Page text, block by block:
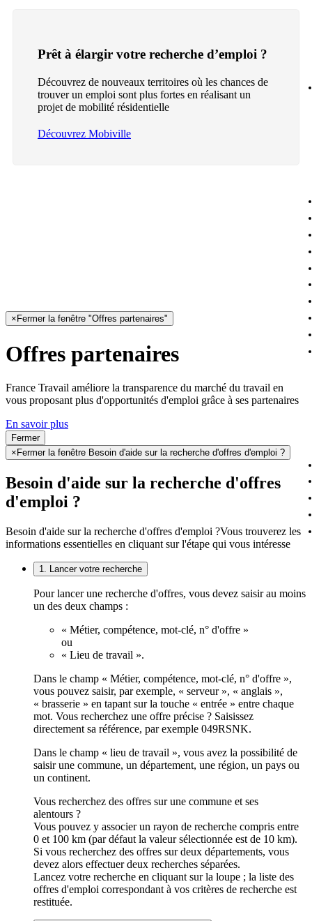
Prêt à élargir votre recherche d’emploi ?
Découvrez de nouveaux territoires où les chances de
trouver un emploi sont plus fortes en réalisant un
projet de mobilité résidentielle
Découvrez Mobiville
× Fermer la fenêtre "Offres partenaires"
Offres partenaires
France Travail améliore la transparence du marché du travail en
vous proposant plus d'opportunités d'emploi grâce à ses partenaires
En savoir plus
Fermer
× Fermer la fenêtre Besoin d'aide sur la recherche d'offres d'emploi ?
Besoin d'aide sur la recherche d'offres
d'emploi ?
Besoin d'aide sur la recherche d'offres d'emploi ?Vous trouverez les
informations essentielles en cliquant sur l'étape qui vous intéresse
1. Lancer votre recherche
Pour lancer une recherche d'offres, vous devez saisir au moins
un des deux champs :
« Métier, compétence, mot-clé, n° d'offre »
ou
« Lieu de travail ».
Dans le champ « Métier, compétence, mot-clé, n° d'offre »,
vous pouvez saisir, par exemple, « serveur », « anglais »,
« brasserie » en tapant sur la touche « entrée » entre chaque
mot. Vous recherchez une offre précise ? Saisissez
directement sa référence, par exemple 049RSNK.
Dans le champ « lieu de travail », vous avez la possibilité de
saisir une commune, un département, une région, un pays ou
un continent.
Vous recherchez des offres sur une commune et ses
alentours ?
Vous pouvez y associer un rayon de recherche compris entre
0 et 100 km (par défaut la valeur sélectionnée est de 10 km).
Si vous recherchez des offres sur deux départements, vous
devez alors effectuer deux recherches séparées.
Lancez votre recherche en cliquant sur la loupe ; la liste des
offres d'emploi correspondant à vos critères de recherche est
restituée.